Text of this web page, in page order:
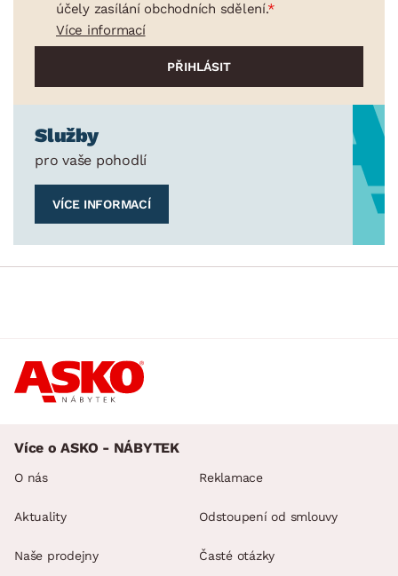
účely zasílání obchodních sdělení.
Více informací
Služby
pro vaše pohodlí
VÍCE INFORMACÍ
Více o ASKO - NÁBYTEK
O nás
Aktuality
Naše prodejny
Reklamace
Odstoupení od smlouvy
Časté otázky